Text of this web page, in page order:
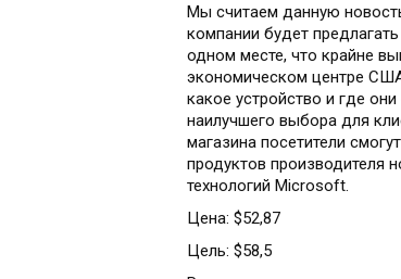
Мы считаем данную
компании будет
одном месте, что крайне
экономическом центре
какое устройство и где
наилучшего выбора для
магазина посетители
продуктов производителя
технологий Microsoft.
Цена: $52,87
Цель: $58,5